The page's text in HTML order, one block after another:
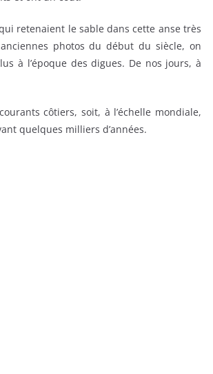
retenaient le sable dans cette anse très
photos du début du siècle, on
à l’époque des digues. De nos jours, à
côtiers, soit, à l’échelle mondiale,
quelques milliers d’années.